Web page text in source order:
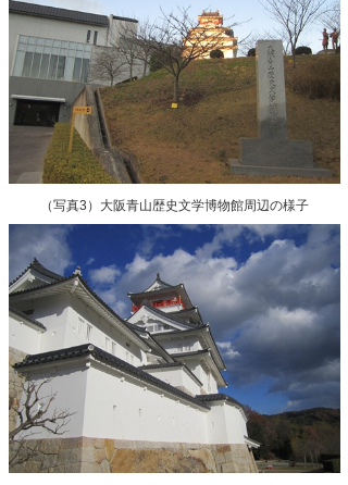
（写真3）大阪青山歴史文学博物館周辺の様子